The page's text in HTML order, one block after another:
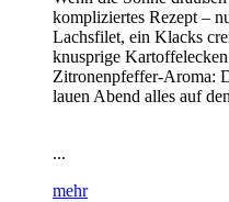
kompliziertes Rezept –
Lachsfilet, ein Klacks
knusprige
Zitronenpfeffer-Aroma:
lauen Abend alles auf
...
mehr